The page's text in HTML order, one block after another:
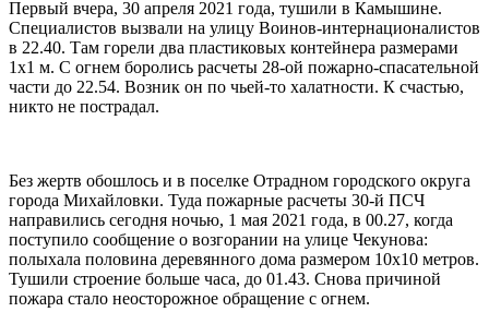
Первый вчера, 30 апреля 2021 года, тушили в Камышине.
Специалистов вызвали на улицу Воинов-интернационалистов
в 22.40. Там горели два пластиковых контейнера размерами
1х1 м. С огнем боролись расчеты 28-ой пожарно-спасательной
части до 22.54. Возник он по чьей-то халатности. К счастью,
никто не пострадал.
Без жертв обошлось и в поселке Отрадном городского округа
города Михайловки. Туда пожарные расчеты 30-й ПСЧ
направились сегодня ночью, 1 мая 2021 года, в 00.27, когда
поступило сообщение о возгорании на улице Чекунова:
полыхала половина деревянного дома размером 10х10 метров.
Тушили строение больше часа, до 01.43. Снова причиной
пожара стало неосторожное обращение с огнем.